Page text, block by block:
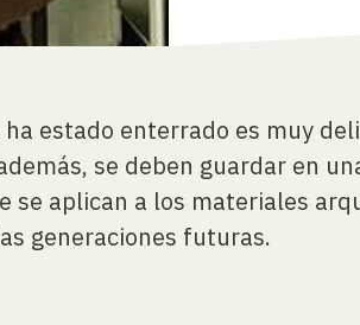
estado enterrado es muy
se deben guardar en
aplican a los materiales
generaciones futuras.